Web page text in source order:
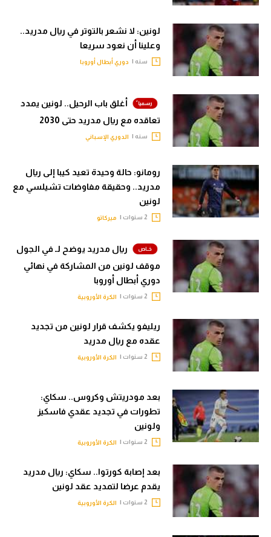
ميركاتو
تحقيق في الجول
تقرير في الجول
تحليل في الجول
حكايات في الجول
كويز في الجول
لونين: لا نشعر بالتوتر في ريال مدريد..
وعلينا أن نعود سريعا
سنه | دوري أبطال أوروبا
أغلق باب الرحيل.. لونين يمدد
تعاقده مع ريال مدريد حتى 2030
سنه | الدوري الإسباني
رومانو: حالة وحيدة تعيد كيبا إلى ريال
مدريد.. وحقيقة مفاوضات تشيلسي مع
لونين
ميركاتو
ريال مدريد يوضح لـ في الجول
موقف لونين من المشاركة في نهائي
دوري أبطال أوروبا
الكرة الأوروبية
ريليفو يكشف قرار لونين من تجديد
عقده مع ريال مدريد
الكرة الأوروبية
بعد مودريتش وكروس.. سكاي:
تطورات في تجديد عقدي فاسكيز
ولونين
الكرة الأوروبية
بعد إصابة كورتوا.. سكاي: ريال مدريد
يقدم عرضا لتمديد عقد لونين
الكرة الأوروبية